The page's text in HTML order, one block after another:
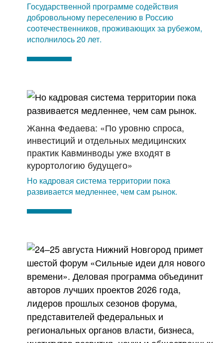
Государственной программе содействия
добровольному переселению в Россию
соотечественников, проживающих за рубежом,
исполнилось 20 лет.
Жанна Федаева: «По уровню спроса,
инвестиций и отдельных медицинских
практик Кавминводы уже входят в
курортологию будущего»
Но кадровая система территории пока
развивается медленнее, чем сам рынок.